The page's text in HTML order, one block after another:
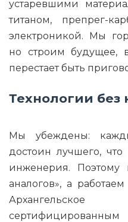
устаревшими
титаном, препрег-
электроникой. Мы
но строим будущее,
перестает быть
Технологии
Мы убеждены:
достоин лучшего,
инженерия.
аналогов», а